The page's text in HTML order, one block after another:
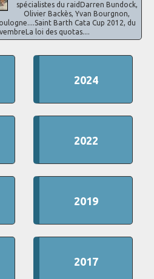
spécialistes du raidDarren Bundock,
Olivier Backès, Yvan Bourgnon,
Barth Cata Cup 2012, du
loi des quotas....
2024
2022
2019
2017